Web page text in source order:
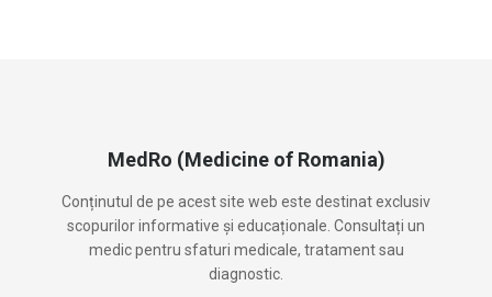
MedRo (Medicine of Romania)
Conținutul de pe acest site web este destinat exclusiv
scopurilor informative și educaționale. Consultați un
medic pentru sfaturi medicale, tratament sau
diagnostic.